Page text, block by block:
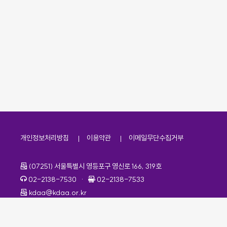
개인정보처리방침 이용약관 이메일무단수집거부
주소
(07251) 서울특별시 영등포구 영신로 166, 319호
전화번호
02-2138-7530 · 팩스번호
02-2138-7533
이메일
kdaa@kdaa.or.kr